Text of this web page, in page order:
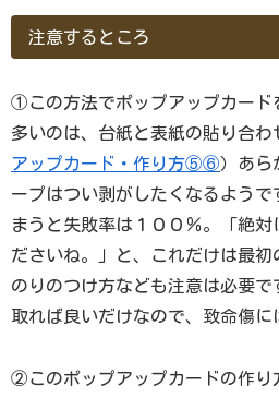
注意するところ
①この方法でポップアップカード
多いのは、台紙と表紙の貼り合
アップカード・作り方⑤⑥）あら
ープはつい剥がしたくなるよう
まうと失敗率は１００％。「絶対
ださいね。」と、これだけは最初
のりのつけ方なども注意は必要で
取れば良いだけなので、致命傷に
②このポップアップカードの作り